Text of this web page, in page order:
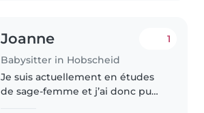
Joanne
Babysitter in Hobscheid
1
Je suis actuellement en études
de sage-femme et j’ai donc pu